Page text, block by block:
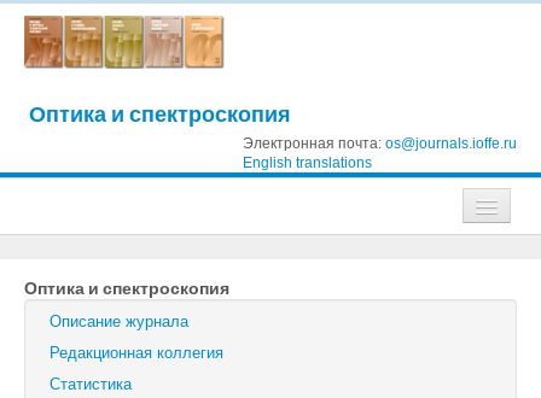
Оптика и спектроскопия
Электронная почта: os@journals.ioffe.ru
English translations
Журнал технической физики
Письма в Журнал технической физики
Физика твердого тела
Оптика и спектроскопия
Описание журнала
Редакционная коллегия
Статистика